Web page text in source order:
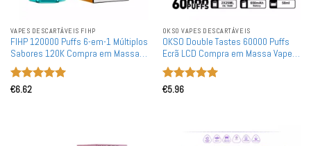
VAPES DESCARTÁVEIS ​​FIHP
FIHP 120000 Puffs 6-em-1 Múltiplos
Sabores 120K Compra em Massa
Vapes Descartáveis Recarregáveis
por Atacado
Avaliação
€6.62
OKSO VAPES DESCARTÁVEIS
OKSO Double Tastes 60000 Puffs
Ecrã LCD Compra em Massa Vapes
Descartáveis Recarregáveis por
Atacado
Avaliação
€5.96